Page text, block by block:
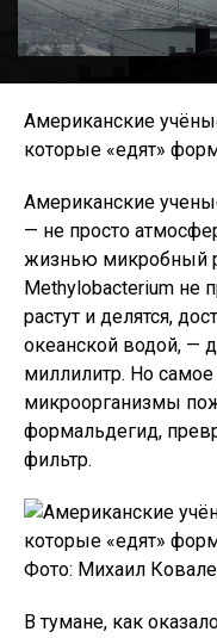
Американские
которые «едят»
Американские
— не просто
жизнью микробный
Methylobacterium не
растут и делятся,
океанской водой, —
миллилитр. Но самое
микроорганизмы
формальдегид,
фильтр.
Фото: Михаил
В тумане, как